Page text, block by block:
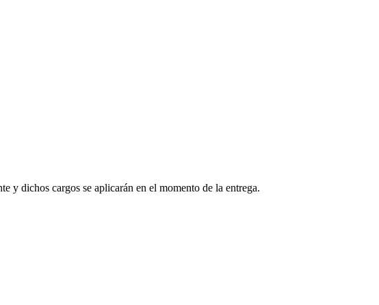
y dichos cargos se aplicarán en el momento de la entrega.